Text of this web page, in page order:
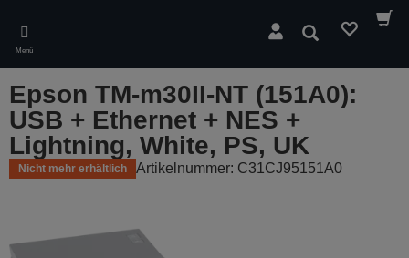
main
content
Menü
Suchen
Epson TM-m30II-NT (151A0):
USB + Ethernet + NES +
Lightning, White, PS, UK
Nicht mehr erhältlich Artikelnummer: C31CJ95151A0